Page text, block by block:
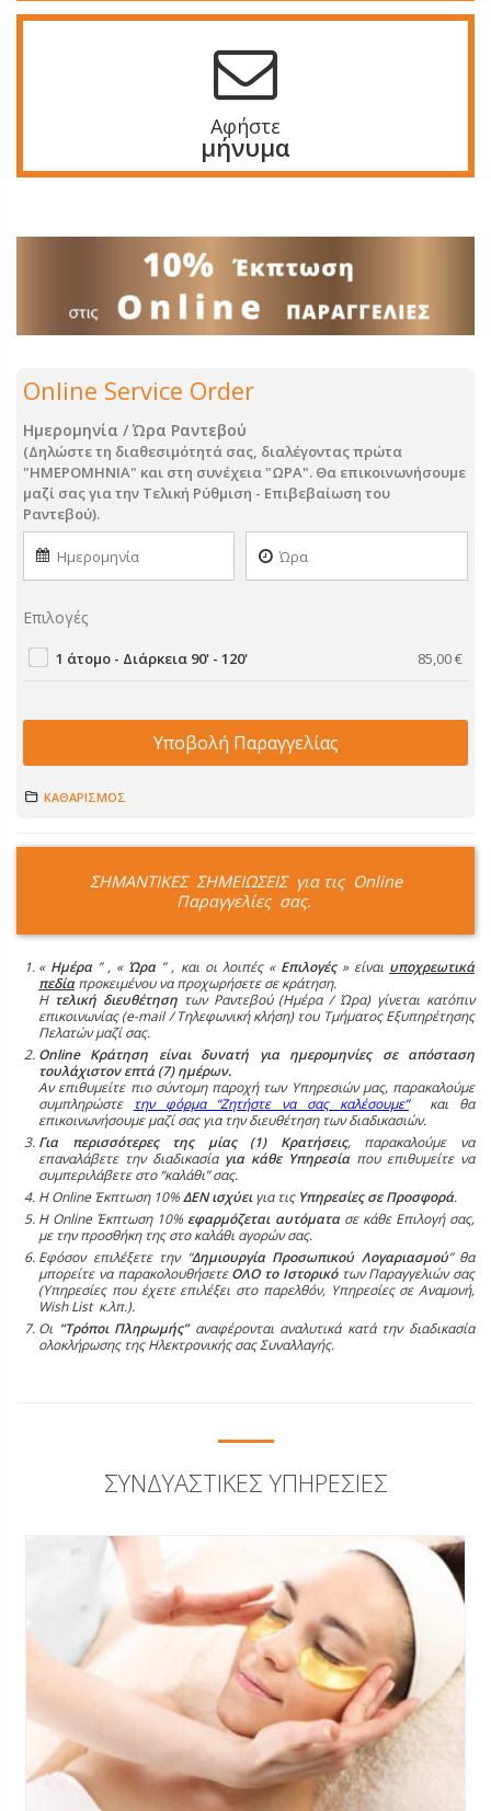
Αφήστε
μήνυμα
Online Service Order
Ημερομηνία / Ώρα Ραντεβού
(Δηλώστε τη διαθεσιμότητά σας, διαλέγοντας πρώτα
"ΗΜΕΡΟΜΗΝΙΑ" και στη συνέχεια "ΩΡΑ". Θα επικοινωνήσουμε
μαζί σας για την Τελική Ρύθμιση - Επιβεβαίωση του
Ραντεβού).
Επιλογές
1 άτομο - Διάρκεια 90' - 120' 85,00€
Υποβολή Παραγγελίας
ΚΑΘΑΡΙΣΜΟΣ
ΣΗΜΑΝΤΙΚΕΣ ΣΗΜΕΙΩΣΕΙΣ για τις Online
Παραγγελίες σας.
« Ημέρα” , « Ώρα” , και οι λοιπές « Επιλογές» είναι υποχρεωτικά
πεδίαπροκειμένου να προχωρήσετε σε κράτηση.
Η τελική διευθέτησητων Ραντεβού (Ημέρα / Ώρα) γίνεται κατόπιν
επικοινωνίας (e-mail / Τηλεφωνική κλήση) του Τμήματος Εξυπηρέτησης
Πελατών μαζί σας.
Online Κράτηση είναι δυνατή για ημερομηνίες σε απόσταση
τουλάχιστον επτά (7) ημέρων.
Αν επιθυμείτε πιο σύντομη παροχή των Υπηρεσιών μας, παρακαλούμε
συμπληρώστε την φόρμα “Ζητήστε να σας καλέσουμε”και θα
επικοινωνήσουμε μαζί σας για την διευθέτηση των διαδικασιών.
Για περισσότερες της μίας (1) Κρατήσεις, παρακαλούμε να
επαναλάβετε την διαδικασία για κάθε Υπηρεσίαπου επιθυμείτε να
συμπεριλάβετε στο “καλάθι” σας.
Η Online Έκπτωση 10%ΔΕΝ ισχύειγια τις Υπηρεσίες σε Προσφορά.
Η Online Έκπτωση 10% εφαρμόζεται αυτόματασε κάθε Επιλογή σας,
με την προσθήκη της στο καλάθι αγορών σας.
Εφόσον επιλέξετε την “Δημιουργία Προσωπικού Λογαριασμού” θα
μπορείτε να παρακολουθήσετεΟΛΟ το Ιστορικότων Παραγγελιών σας
(Υπηρεσίες που έχετε επιλέξει στο παρελθόν, Υπηρεσίες σε Αναμονή,
Wish List κ.λπ.).
Οι “Τρόποι Πληρωμής”αναφέρονται αναλυτικά κατά την διαδικασία
ολοκλήρωσης της Ηλεκτρονικής σας Συναλλαγής.
ΣΥΝΔΥΑΣΤΙΚΈΣ ΥΠΗΡΕΣΊΕΣ